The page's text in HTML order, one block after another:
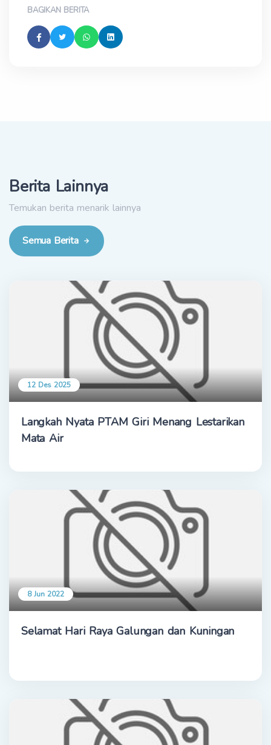
BAGIKAN BERITA
Berita Lainnya
Temukan berita menarik lainnya
Semua Berita
12 Des 2025
Langkah Nyata PTAM Giri Menang Lestarikan
Mata Air
8 Jun 2022
Selamat Hari Raya Galungan dan Kuningan